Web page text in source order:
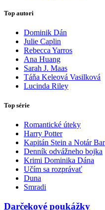
Top autori
Dominik Dán
Julie Caplin
Rebecca Yarros
Ana Huang
Sarah J. Maas
Táňa Keleová Vasilková
Lucinda Riley
Top série
Romantické úteky
Harry Potter
Kapitán Stein a Notár
Denník odvážneho bojka
Krimi Dominika Dána
Učím sa rozprávať
Duna
Smradi
Darčekové poukážky